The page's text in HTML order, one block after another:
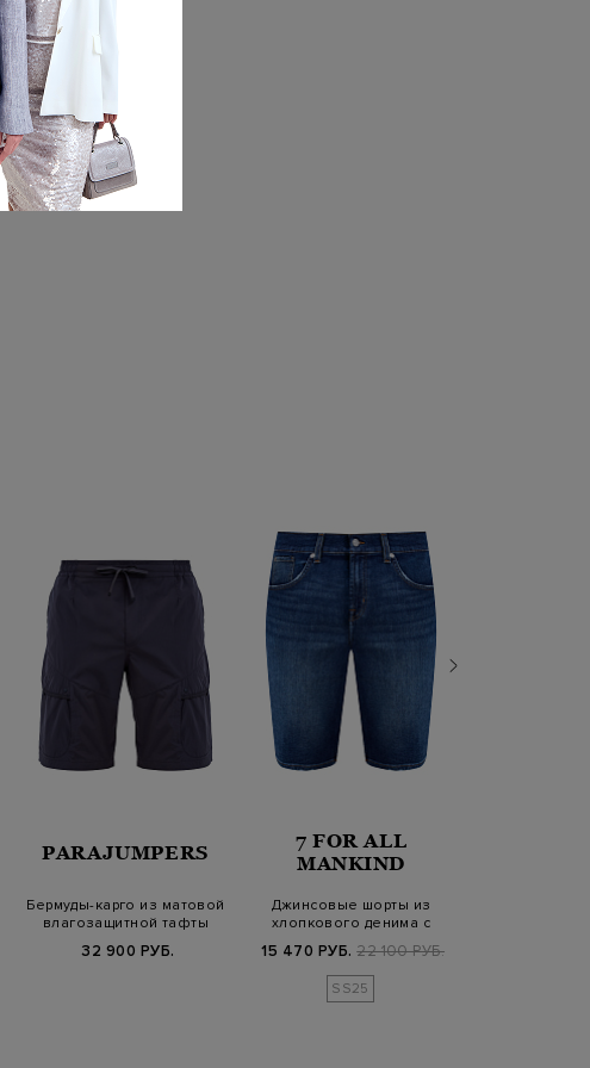
PARAJUMPERS
Бермуды-карго из матовой
влагозащитной тафты
32 900 РУБ.
7 FOR ALL
MANKIND
Джинсовые шорты из
хлопкового денима с
15 470 РУБ. 22 100 РУБ.
SS25